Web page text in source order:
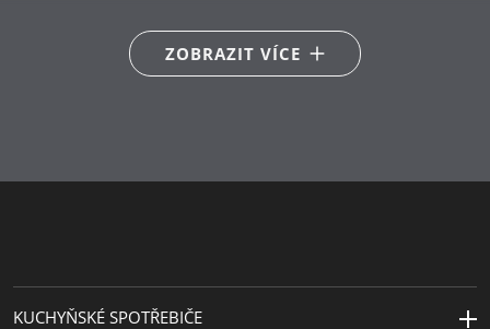
Péče o výrobky
ruční mytí
ZOBRAZIT VÍCE
KUCHYŇSKÉ SPOTŘEBIČE